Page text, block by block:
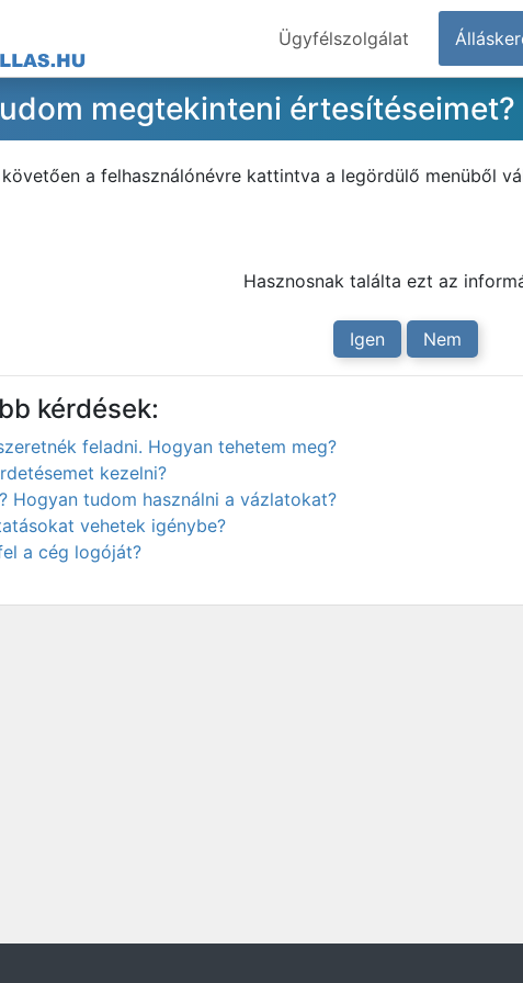
Ügyfélszolgálat
megtekinteni értesítéseimet?
a felhasználónévre kattintva a legördülő menüből
Hasznosnak találta ezt az
Igen Nem
kérdések:
feladni. Hogyan tehetem meg?
kezelni?
Hogyan tudom használni a vázlatokat?
vehetek igénybe?
a cég logóját?